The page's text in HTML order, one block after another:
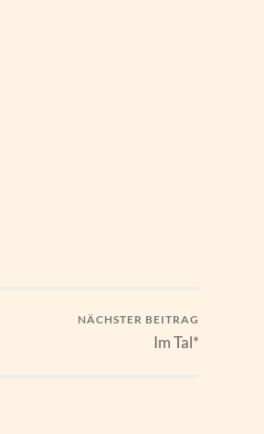
NÄCHSTER BEITRAG
Im Tal*